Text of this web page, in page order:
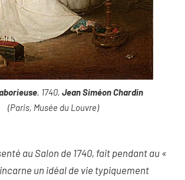
, 1740, Jean Siméon Chardin
(Paris, Musée du Louvre)
au Salon de 1740, fait pendant au «
un idéal de vie typiquement